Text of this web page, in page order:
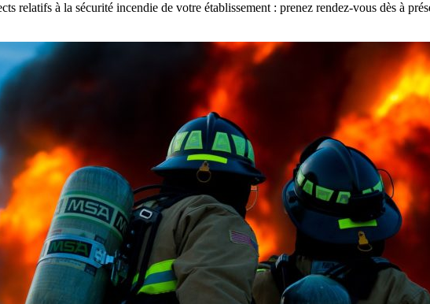
relatifs à la sécurité incendie de votre établissement : prenez rendez-vous dès à